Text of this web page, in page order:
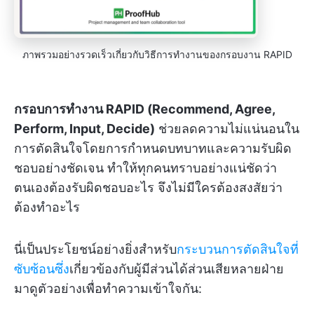
ภาพรวมอย่างรวดเร็วเกี่ยวกับวิธีการทำงานของกรอบงาน RAPID
กรอบการทำงาน RAPID (Recommend, Agree,
Perform, Input, Decide) ช่วยลดความไม่แน่นอนใน
การตัดสินใจโดยการกำหนดบทบาทและความรับผิด
ชอบอย่างชัดเจน ทำให้ทุกคนทราบอย่างแน่ชัดว่า
ตนเองต้องรับผิดชอบอะไร จึงไม่มีใครต้องสงสัยว่า
ต้องทำอะไร
นี่เป็นประโยชน์อย่างยิ่งสำหรับกระบวนการตัดสินใจที่
ซับซ้อนซึ่งเกี่ยวข้องกับผู้มีส่วนได้ส่วนเสียหลายฝ่าย
มาดูตัวอย่างเพื่อทำความเข้าใจกัน: